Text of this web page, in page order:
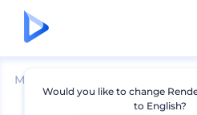
Мокапы
Would you like to change
to English?